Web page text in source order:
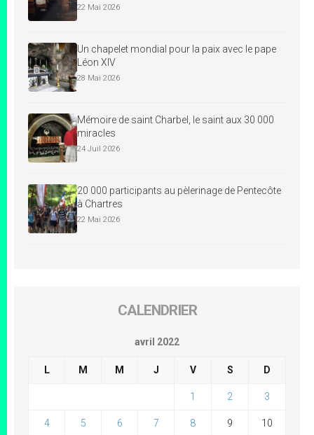
22 Mai 2026
Un chapelet mondial pour la paix avec le pape
Léon XIV
28 Mai 2026
Mémoire de saint Charbel, le saint aux 30 000
miracles
24 Juil 2026
20 000 participants au pèlerinage de Pentecôte
à Chartres
22 Mai 2026
CALENDRIER
avril 2022
L M M J V S D
1 2 3
4 5 6 7 8 9 10